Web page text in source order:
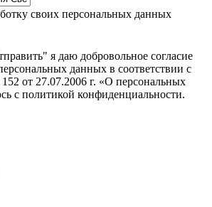
своих персональных данных
я даю добровольное согласие
данных в соответствии с
от 27.07.2006 г. «О персональных
с политикой конфиденциальности.